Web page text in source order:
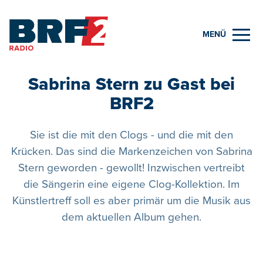
MENÜ
Sabrina Stern zu Gast bei
BRF2
Sie ist die mit den Clogs - und die mit den
Krücken. Das sind die Markenzeichen von Sabrina
Stern geworden - gewollt! Inzwischen vertreibt
die Sängerin eine eigene Clog-Kollektion. Im
Künstlertreff soll es aber primär um die Musik aus
dem aktuellen Album gehen.